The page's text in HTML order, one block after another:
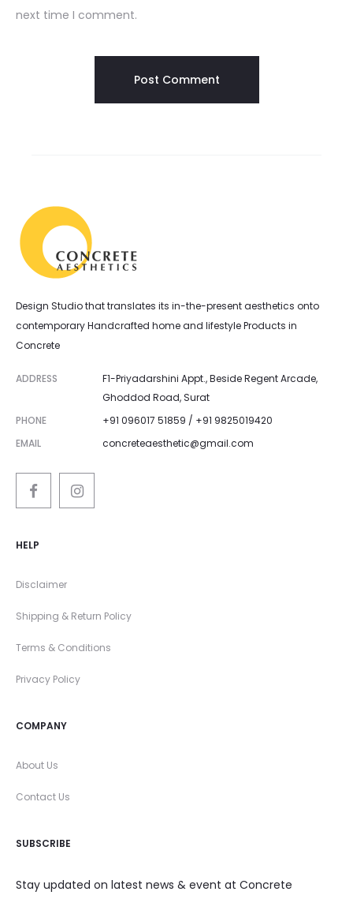
next time I comment.
Design Studio that translates its in-the-present aesthetics onto
contemporary Handcrafted home and lifestyle Products in
Concrete
ADDRESS
F1-Priyadarshini Appt., Beside Regent Arcade,
Ghoddod Road, Surat
PHONE
+91 096017 51859 / +91 9825019420
EMAIL
concreteaesthetic@gmail.com
HELP
Disclaimer
Shipping & Return Policy
Terms & Conditions
Privacy Policy
COMPANY
About Us
Contact Us
SUBSCRIBE
Stay updated on latest news & event at Concrete